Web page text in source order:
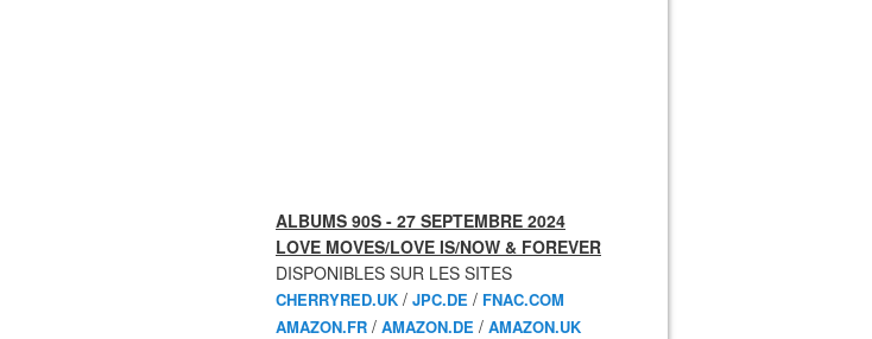
ALBUMS 90S - 27 SEPTEMBRE 2024
LOVE MOVES/LOVE IS/NOW & FOREVER
DISPONIBLES SUR LES SITES
CHERRYRED.UK / JPC.DE / FNAC.COM
AMAZON.FR / AMAZON.DE / AMAZON.UK